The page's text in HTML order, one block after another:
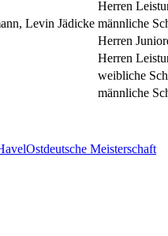
Herren
Levin Jädicke männliche
Herren
Herren
weibliche
männliche
Ostdeutsche Meisterschaft